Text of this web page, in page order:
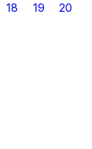
18 19
20